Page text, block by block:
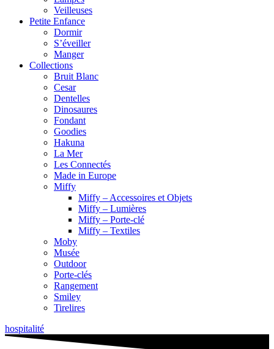
Veilleuses
Petite Enfance
Dormir
S’éveiller
Manger
Collections
Bruit Blanc
Cesar
Dentelles
Dinosaures
Fondant
Goodies
Hakuna
La Mer
Les Connectés
Made in Europe
Miffy
Miffy – Accessoires et Objets
Miffy – Lumières
Miffy – Porte-clé
Miffy – Textiles
Moby
Musée
Outdoor
Porte-clés
Rangement
Smiley
Tirelires
hospitalité